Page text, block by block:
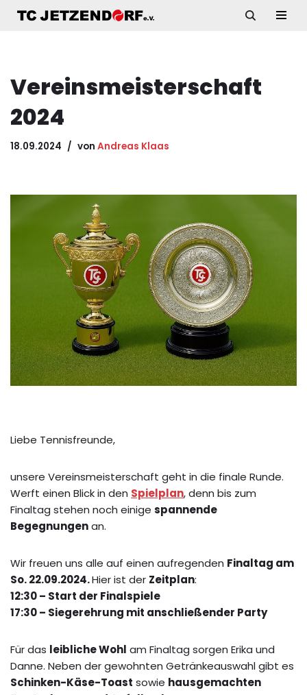
Vereinsmeisterschaft
2024
18.09.2024 von Andreas Klaas
Liebe Tennisfreunde,
unsere Vereinsmeisterschaft geht in die finale Runde.
Werft einen Blick in den Spielplan, denn bis zum
Finaltag stehen noch einige spannende
Begegnungenan.
Wir freuen uns alle auf einen aufregenden Finaltag am
So. 22.09.2024.Hier ist der Zeitplan:
12:30 – Start der Finalspiele
17:30 – Siegerehrung mit anschließender Party
Für das leibliche Wohl am Finaltag sorgen Erika und
Danne. Neben der gewohnten Getränkeauswahl gibt es
Schinken-Käse-Toast sowie hausgemachten